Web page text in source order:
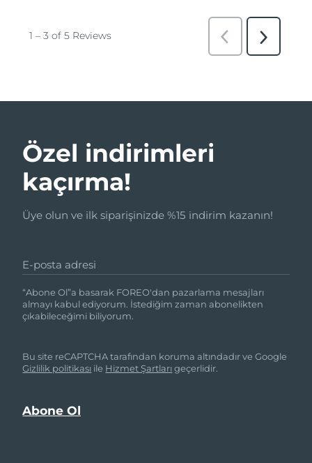
Özel indirimleri
kaçırma!
Üye olun ve ilk siparişinizde %15 indirim kazanın!
E-posta adresi
“Abone Ol”a basarak FOREO'dan pazarlama mesajları
almayı kabul ediyorum. İstediğim zaman abonelikten
çıkabileceğimi biliyorum.
Bu site reCAPTCHA tarafından koruma altındadır ve Google
Gizlilik politikası ile Hizmet Şartlarıgeçerlidir.